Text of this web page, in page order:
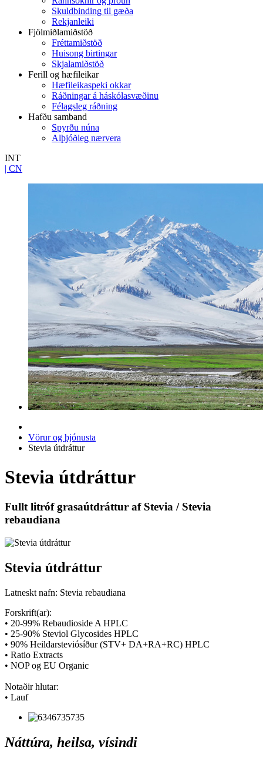
Skuldbinding til gæða
Rekjanleiki
Fjölmiðlamiðstöð
Fréttamiðstöð
Huisong birtingar
Skjalamiðstöð
Ferill og hæfileikar
Hæfileikaspeki okkar
Ráðningar á háskólasvæðinu
Félagsleg ráðning
Hafðu samband
Spyrðu núna
Alþjóðleg nærvera
INT
| CN
Vörur og þjónusta
Stevia útdráttur
Stevia útdráttur
Fullt litróf grasaútdráttur af Stevia / Stevia
rebaudiana
Stevia útdráttur
Latneskt nafn: Stevia rebaudiana
Forskrift(ar):
• 20-99% Rebaudioside A HPLC
• 25-90% Steviol Glycosides HPLC
• 90% Heildarsteviósíður (STV+ DA+RA+RC) HPLC
• Ratio Extracts
• NOP og EU Organic
Notaðir hlutar:
• Lauf
Náttúra, heilsa, vísindi